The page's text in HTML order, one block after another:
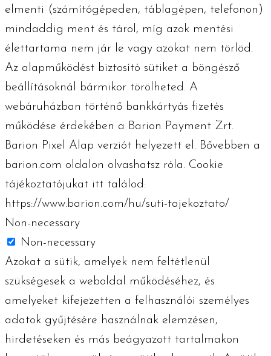
elmenti (számítógépeden, táblagépen, telefonon)
mindaddig ment és tárol, míg azok mentési
élettartama nem jár le vagy azokat nem törlöd.
Az alapműködést biztosító sütiket a böngésző
beállításoknál bármikor törölheted. A
webáruházban történő bankkártyás fizetés
működése érdekében a Barion Payment Zrt.
Barion Pixel Alap verziót helyezett el. Bővebben a
barion.com oldalon olvashatsz róla. Cookie
tájékoztatójukat itt találod:
https://www.barion.com/hu/suti-tajekoztato/
Non-necessary
Non-necessary
Azokat a sütik, amelyek nem feltétlenül
szükségesek a weboldal működéséhez, és
amelyeket kifejezetten a felhasználói személyes
adatok gyűjtésére használnak elemzésen,
hirdetéseken és más beágyazott tartalmakon